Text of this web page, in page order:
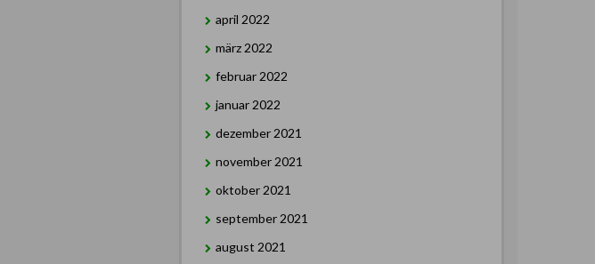
april 2022
märz 2022
februar 2022
januar 2022
dezember 2021
november 2021
oktober 2021
september 2021
august 2021